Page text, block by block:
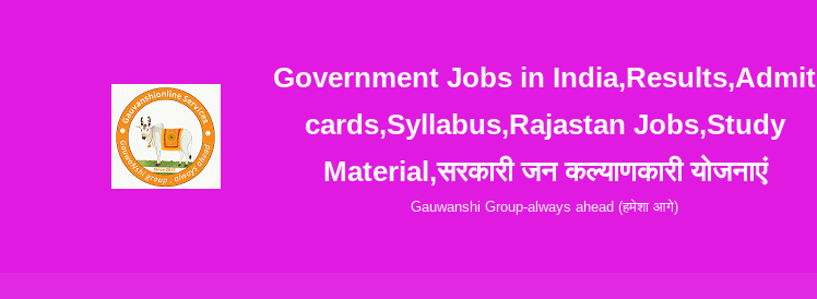
Government Jobs in India,Results,Admit
cards,Syllabus,Rajastan Jobs,Study
Material,सरकारी जन कल्याणकारी योजनाएं
Gauwanshi Group-always ahead (हमेशा आगे)